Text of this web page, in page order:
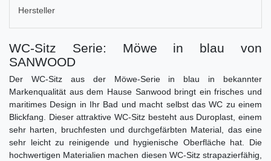
Hersteller
WC-Sitz Serie: Möwe in blau von
SANWOOD
Der WC-Sitz aus der Möwe-Serie in blau in bekannter
Markenqualität aus dem Hause Sanwood bringt ein frisches und
maritimes Design in Ihr Bad und macht selbst das WC zu einem
Blickfang. Dieser attraktive WC-Sitz besteht aus Duroplast, einem
sehr harten, bruchfesten und durchgefärbten Material, das eine
sehr leicht zu reinigende und hygienische Oberfläche hat. Die
hochwertigen Materialien machen diesen WC-Sitz strapazierfähig,